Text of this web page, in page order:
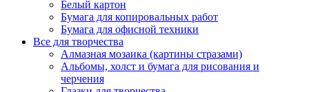
Белый картон
Бумага для копировальных работ
Бумага для офисной техники
Все для творчества
Алмазная мозаика (картины стразами)
Альбомы, холст и бумага для рисования и
черчения